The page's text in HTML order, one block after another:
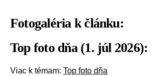
Fotogaléria k článku:
Top foto dňa (1. júl 2026):
Viac k témam: Top foto dňa